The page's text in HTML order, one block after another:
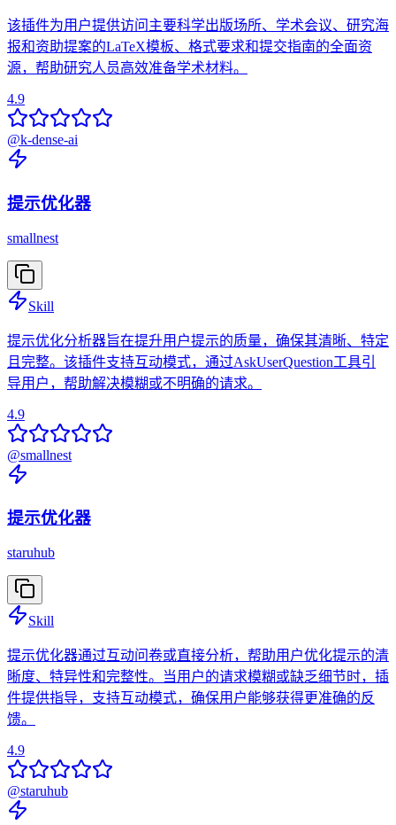
该插件为用户提供访问主要科学出版场所、学术会议、研究海
报和资助提案的LaTeX模板、格式要求和提交指南的全面资
源，帮助研究人员高效准备学术材料。
4.9
@k-dense-ai
提示优化器
smallnest
Skill
提示优化分析器旨在提升用户提示的质量，确保其清晰、特定
且完整。该插件支持互动模式，通过AskUserQuestion工具引
导用户，帮助解决模糊或不明确的请求。
4.9
@smallnest
提示优化器
staruhub
Skill
提示优化器通过互动问卷或直接分析，帮助用户优化提示的清
晰度、特异性和完整性。当用户的请求模糊或缺乏细节时，插
件提供指导，支持互动模式，确保用户能够获得更准确的反
馈。
4.9
@staruhub